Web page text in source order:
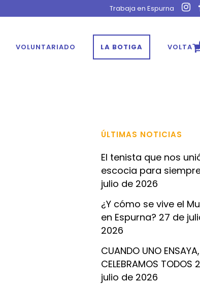
Trabaja en Espurna
VOLUNTARIADO LA BOTIGA VOLTA A
ÚLTIMAS NOTICIAS
El tenista que nos
escocia para
julio de 2026
¿Y cómo se vive el
en Espurna? 27 de
2026
CUANDO UNO ENSAYA,
CELEBRAMOS TODOS
julio de 2026